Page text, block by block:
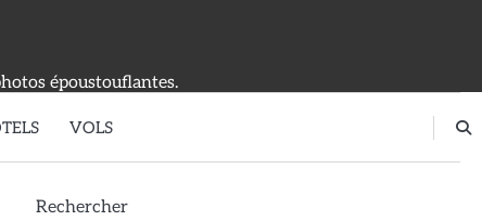
époustouflantes.
VOLS
Rechercher